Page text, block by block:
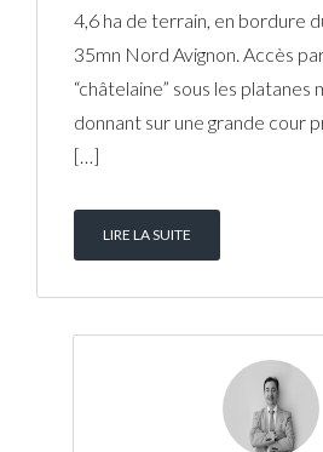
4,6 ha de terrain, en bordure
35mn Nord Avignon. Accès
“châtelaine” sous les
donnant sur une grande cour
[…]
LIRE LA SUITE